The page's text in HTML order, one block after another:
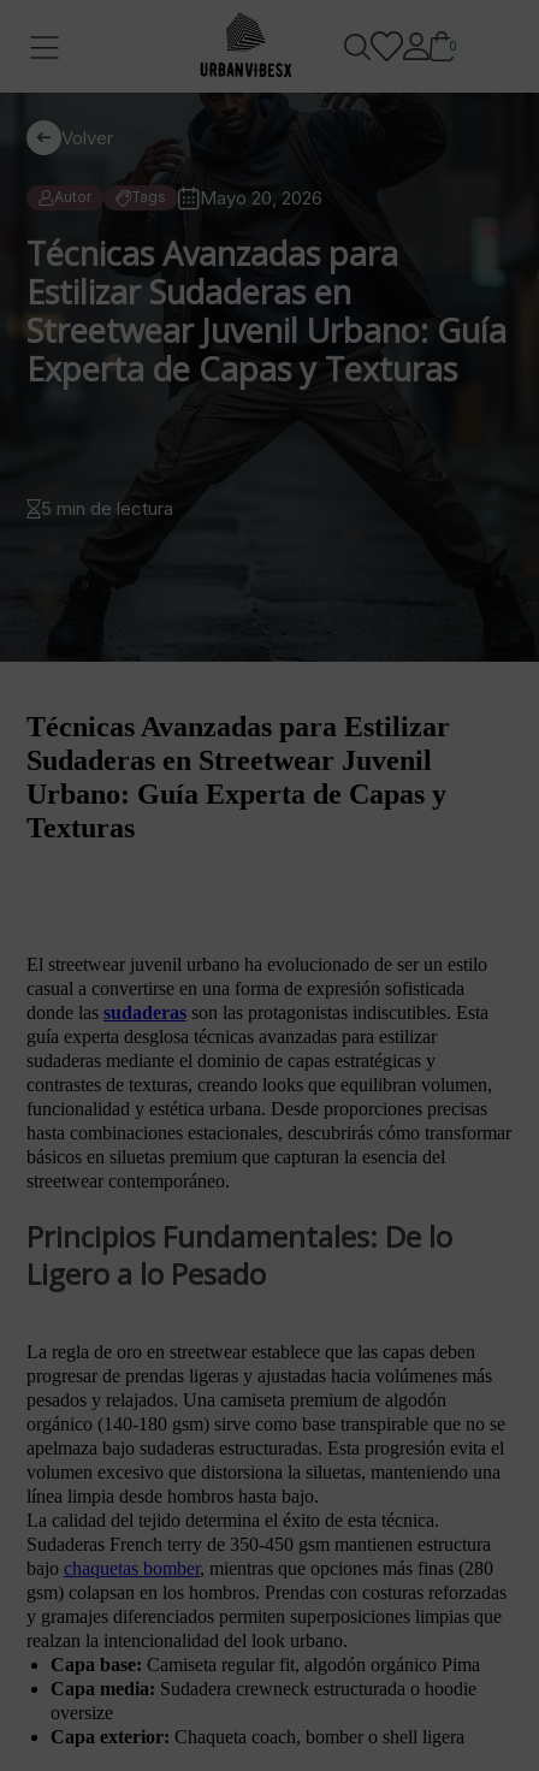
0
Volver
Autor Tags Mayo 20, 2026
Técnicas Avanzadas para
Estilizar Sudaderas en
Streetwear Juvenil Urbano: Guía
Experta de Capas y Texturas
5 min de lectura
Técnicas Avanzadas para Estilizar
Sudaderas en Streetwear Juvenil
Urbano: Guía Experta de Capas y
Texturas
El streetwear juvenil urbano ha evolucionado de ser un estilo
casual a convertirse en una forma de expresión sofisticada
donde las sudaderas son las protagonistas indiscutibles. Esta
guía experta desglosa técnicas avanzadas para estilizar
sudaderas mediante el dominio de capas estratégicas y
contrastes de texturas, creando looks que equilibran volumen,
funcionalidad y estética urbana. Desde proporciones precisas
hasta combinaciones estacionales, descubrirás cómo transformar
básicos en siluetas premium que capturan la esencia del
streetwear contemporáneo.
Principios Fundamentales: De lo
Ligero a lo Pesado
La regla de oro en streetwear establece que las capas deben
progresar de prendas ligeras y ajustadas hacia volúmenes más
pesados y relajados. Una camiseta premium de algodón
orgánico (140-180 gsm) sirve como base transpirable que no se
apelmaza bajo sudaderas estructuradas. Esta progresión evita el
volumen excesivo que distorsiona la siluetas, manteniendo una
línea limpia desde hombros hasta bajo.
La calidad del tejido determina el éxito de esta técnica.
Sudaderas French terry de 350-450 gsm mantienen estructura
bajo chaquetas bomber, mientras que opciones más finas (280
gsm) colapsan en los hombros. Prendas con costuras reforzadas
y gramajes diferenciados permiten superposiciones limpias que
realzan la intencionalidad del look urbano.
Capa base: Camiseta regular fit, algodón orgánico Pima
Capa media: Sudadera crewneck estructurada o hoodie
oversize
Capa exterior: Chaqueta coach, bomber o shell ligera